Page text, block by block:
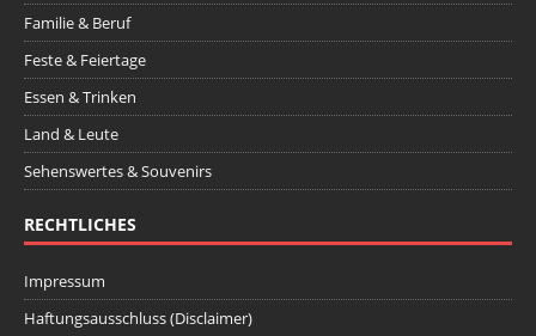
Familie & Beruf
Feste & Feiertage
Essen & Trinken
Land & Leute
Sehenswertes & Souvenirs
RECHTLICHES
Impressum
Haftungsausschluss (Disclaimer)